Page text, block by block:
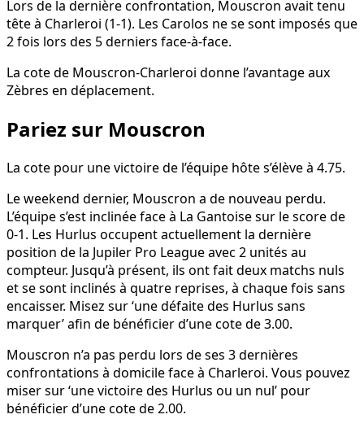
Lors de la dernière confrontation, Mouscron avait tenu
tête à Charleroi (1-1). Les Carolos ne se sont imposés que
2 fois lors des 5 derniers face-à-face.
La cote de Mouscron-Charleroi donne l’avantage aux
Zèbres en déplacement.
Pariez sur Mouscron
La cote pour une victoire de l’équipe hôte s’élève à 4.75.
Le weekend dernier, Mouscron a de nouveau perdu.
L’équipe s’est inclinée face à La Gantoise sur le score de
0-1. Les Hurlus occupent actuellement la dernière
position de la Jupiler Pro League avec 2 unités au
compteur. Jusqu’à présent, ils ont fait deux matchs nuls
et se sont inclinés à quatre reprises, à chaque fois sans
encaisser. Misez sur ‘une défaite des Hurlus sans
marquer’ afin de bénéficier d’une cote de 3.00.
Mouscron n’a pas perdu lors de ses 3 dernières
confrontations à domicile face à Charleroi. Vous pouvez
miser sur ‘une victoire des Hurlus ou un nul’ pour
bénéficier d’une cote de 2.00.